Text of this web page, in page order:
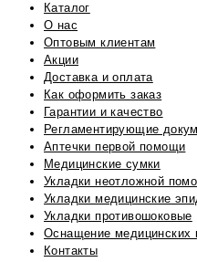
Каталог
О нас
Оптовым клиентам
Акции
Доставка и оплата
Как оформить заказ
Гарантии и качество
Регламентирующие
Аптечки первой помощи
Медицинские сумки
Укладки неотложной
Укладки медицинские
Укладки противошоковые
Оснащение медицинских
Контакты